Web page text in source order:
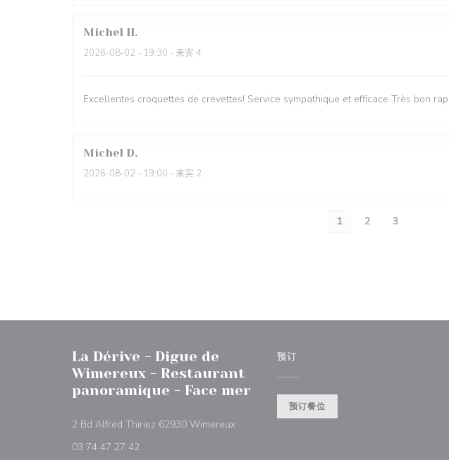
Michel H
2026-08-02 - 19:30 - 来宾 4
Excellentes croquettes de crevettes! Service sympathique et efficace Très bon
Michel D
2026-08-02 - 19:00 - 来宾 2
1 2 3
La Dérive - Digue de
Wimereux - Restaurant
panoramique - Face mer
2 Bd Alfred Thiriez 62930 Wimereux((在新窗口中打开))
03 74 47 27 42
预订
预订餐位